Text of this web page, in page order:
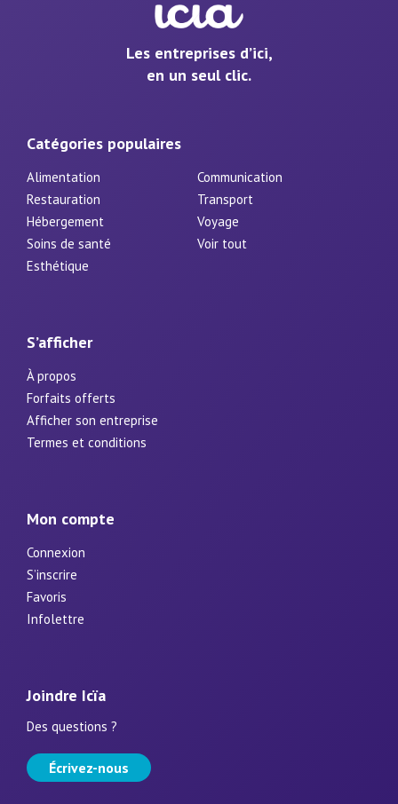
Les entreprises d’ici,
en un seul clic.
Catégories populaires
Alimentation
Communication
Restauration
Transport
Hébergement
Voyage
Soins de santé
Voir tout
Esthétique
S’afficher
À propos
Forfaits offerts
Afficher son entreprise
Termes et conditions
Mon compte
Connexion
S’inscrire
Favoris
Infolettre
Joindre Icïa
Des questions ?
Écrivez-nous